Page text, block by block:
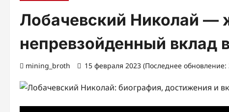
Лобачевский Николай —
непревзойденный вклад
mining_broth 15 февраля 2023 (Последнее